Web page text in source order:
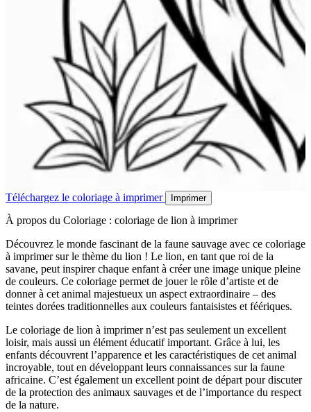
Téléchargez le coloriage à imprimer Imprimer
À propos du Coloriage : coloriage de lion à imprimer
Découvrez le monde fascinant de la faune sauvage avec ce coloriage
à imprimer sur le thème du lion ! Le lion, en tant que roi de la
savane, peut inspirer chaque enfant à créer une image unique pleine
de couleurs. Ce coloriage permet de jouer le rôle d’artiste et de
donner à cet animal majestueux un aspect extraordinaire – des
teintes dorées traditionnelles aux couleurs fantaisistes et féériques.
Le coloriage de lion à imprimer n’est pas seulement un excellent
loisir, mais aussi un élément éducatif important. Grâce à lui, les
enfants découvrent l’apparence et les caractéristiques de cet animal
incroyable, tout en développant leurs connaissances sur la faune
africaine. C’est également un excellent point de départ pour discuter
de la protection des animaux sauvages et de l’importance du respect
de la nature.